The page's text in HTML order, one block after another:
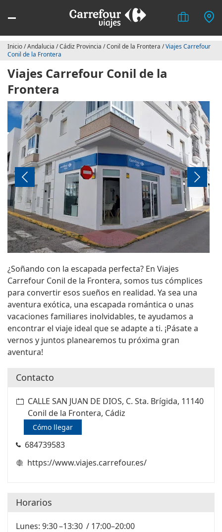
Inicio/Andalucia /Cádiz Provincia /Conil de la Frontera /Viajes Carrefour
Conil de la Frontera
Viajes Carrefour Conil de la
Frontera
¿Soñando con la escapada perfecta? En Viajes
Carrefour Conil de la Frontera, somos tus cómplices
para convertir esos sueños en realidad. Ya sea una
aventura exótica, una escapada romántica o unas
vacaciones familiares inolvidables, te ayudamos a
encontrar el viaje ideal que se adapte a ti. ¡Pásate a
vernos y juntos planearemos tu próxima gran
aventura!
Contacto
CALLE SAN JUAN DE DIOS, C. Sta. Brígida, 11140
Conil de la Frontera, Cádiz
Cómo llegar
684739583
https://www.viajes.carrefour.es/
Horarios
Lunes: 9:30 –13:30 / 17:00–20:00